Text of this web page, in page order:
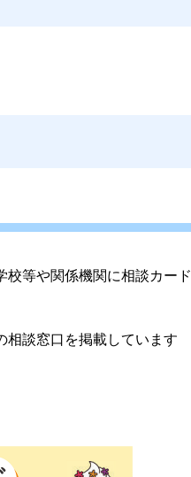
校等や関係機関に相談カード
相談窓口を掲載しています